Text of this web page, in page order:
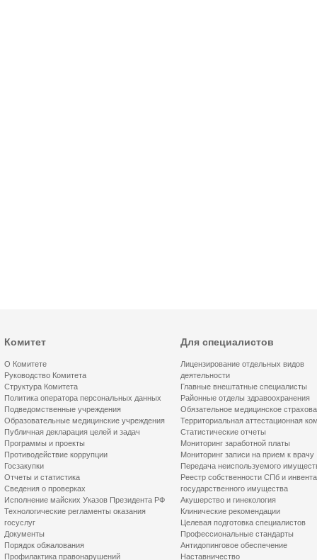
Комитет
О Комитете
Руководство Комитета
Структура Комитета
Политика оператора персональных данных
Подведомственные учреждения
Образовательные медицинские учреждения
Публичная декларация целей и задач
Программы и проекты
Противодействие коррупции
Госзакупки
Отчеты и статистика
Сведения о проверках
Исполнение майских Указов Президента РФ
Технологические регламенты оказания
госуслуг
Документы
Порядок обжалования
Профилактика правонарушений
Для специалистов
Лицензирование отдельных видов
деятельности
Главные внештатные специалисты
Районные отделы здравоохранения
Обязательное медицинское
Территориальная аттестационная
Статистические отчеты
Мониторинг заработной платы
Мониторинг записи на прием к врачу
Передача неиспользуемого
Реестр собственности СПб и
государственного имущества
Акушерство и гинекология
Клинические рекомендации
Целевая подготовка специалистов
Профессиональные стандарты
Антидопинговое обеспечение
Наставничество